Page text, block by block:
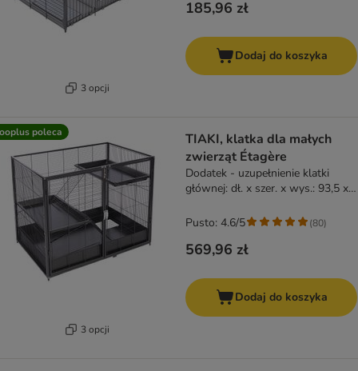
3 opcji
185,96 zł
Dodaj do koszyka
poleca
3 opcji
TIAKI, klatka dla małych
zwierząt Étagère
Dodatek - uzupełnienie klatki
głównej: dł. x szer. x wys.: 93,5 x
569,96 zł
Pusto: 4.6/5 (80)
Dodaj do koszyka